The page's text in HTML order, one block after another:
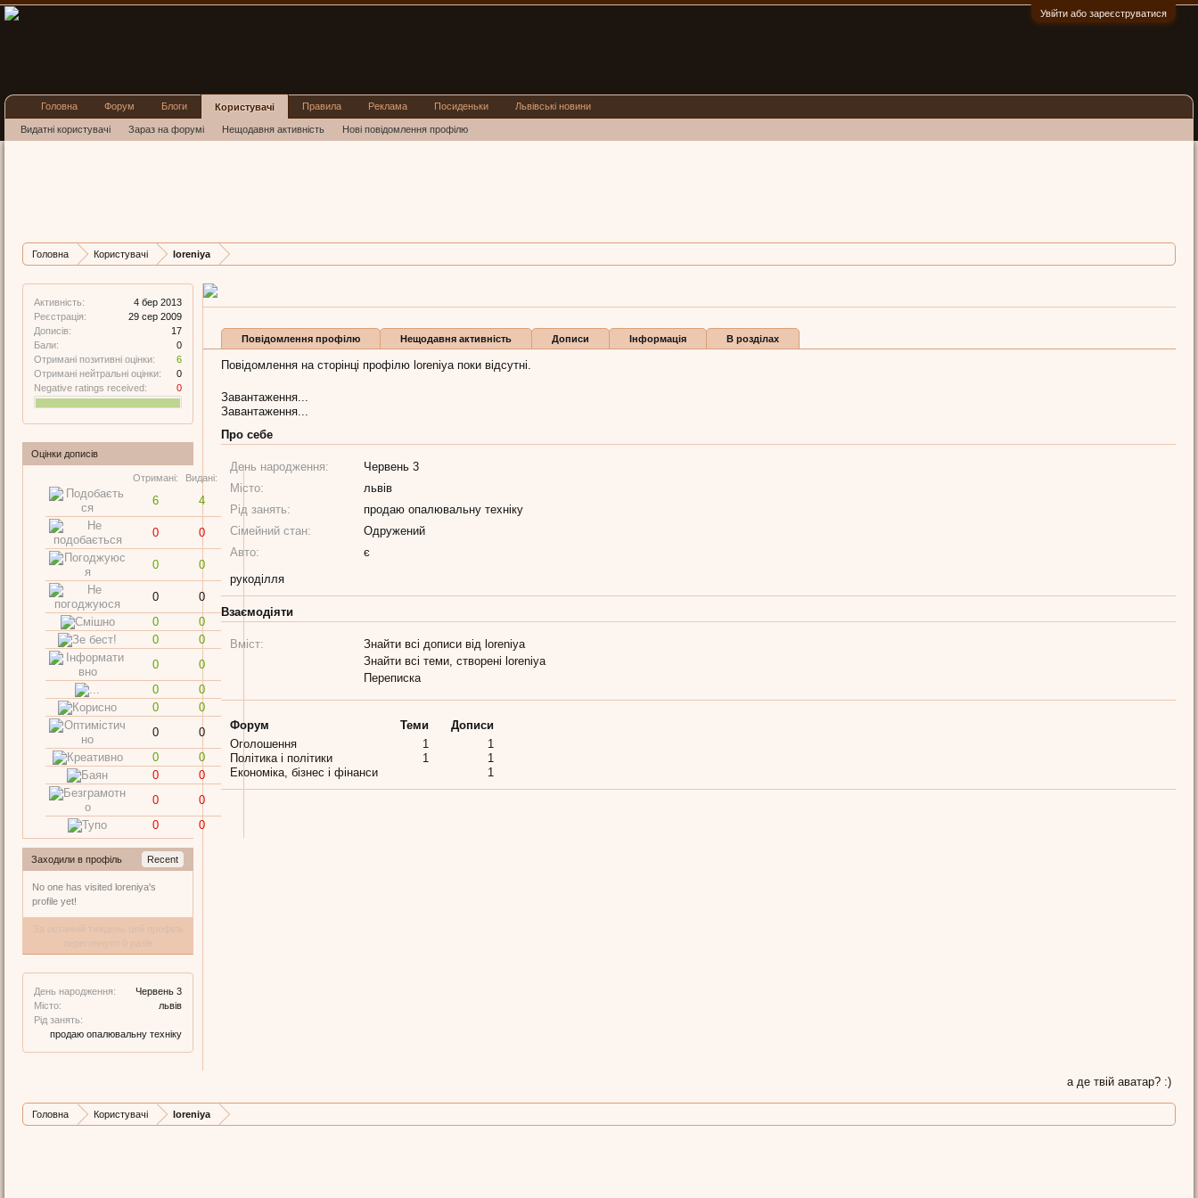
Увійти або зареєструватися
Головна Користувачі loreniya
Активність:
4 бер 2013
Реєстрація:
29 сер 2009
Дописів:
17
Бали:
0
Отримані позитивні оцінки:
6
Отримані нейтральні оцінки:
0
Negative ratings received:
0
Оцінки дописів
Отримані: Видані:
6 4
0 0
0 0
0
0
0
0
0
0
0
0
0
0
0
0
0
0
0
0
0
0
0
0
0
0
Заходили в профіль Recent
No one has visited loreniya's
profile yet!
День народження:
Червень 3
Місто:
львів
Рід занять:
продаю опалювальну техніку
Дописів
Карма Бали
Повідомлення профілю Нещодавня активність Дописи Інформація В розділах
Повідомлення на сторінці профілю loreniya поки відсутні.
Завантаження...
Завантаження...
Про себе
День народження:
Червень 3
Місто:
львів
Рід занять:
продаю опалювальну техніку
Сімейний стан:
Одружений
Авто:
є
рукоділля
Взаємодіяти
Вміст:
Знайти всі дописи від loreniya
Знайти всі теми, створені loreniya
Переписка
Форум Теми
Дописи
Оголошення
1
1
Політика і політики
1
1
Економіка, бізнес і фінанси
1
а де твій аватар? :)
Головна Користувачі loreniya
Головна Форум Блоги Користувачі
Видатні користувачі Зараз на форумі Нещодавня активність Нові повідомлення профілю
Правила Реклама Посиденьки Львівські новини